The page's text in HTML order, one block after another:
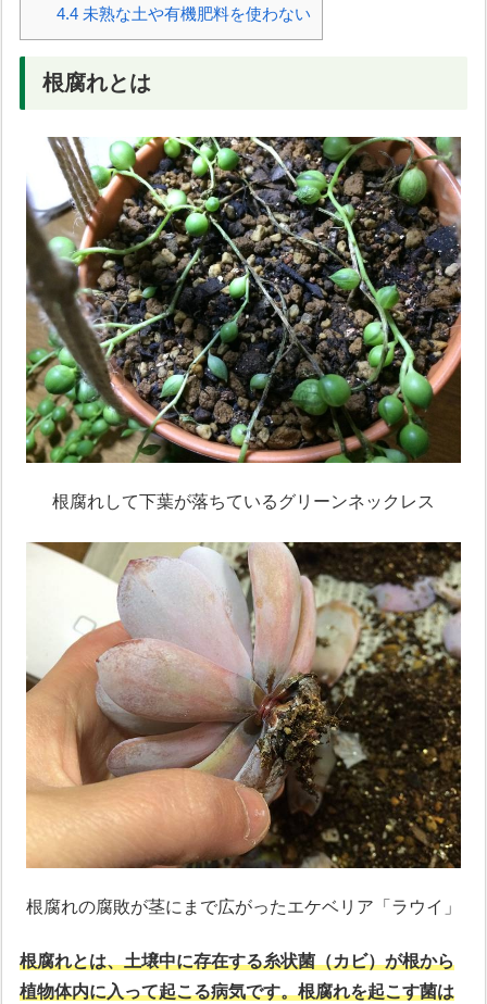
4.4 未熟な土や有機肥料を使わない
根腐れとは
根腐れして下葉が落ちているグリーンネックレス
根腐れの腐敗が茎にまで広がったエケベリア「ラウイ」
根腐れとは、土壌中に存在する糸状菌（カビ）が根から
植物体内に入って起こる病気です。根腐れを起こす菌は